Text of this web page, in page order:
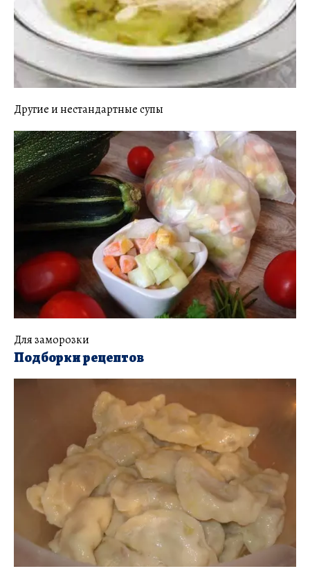
Другие и нестандартные супы
Для заморозки
Подборки рецептов